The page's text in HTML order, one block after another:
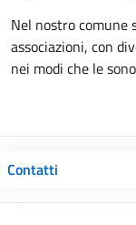
Nel nostro comune
associazioni, con
nei modi che le
Contatti